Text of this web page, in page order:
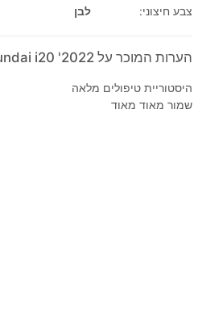
צבע חיצוני:
לבן
הערות המוכר על 2022' Hyundai i20 יונדאי
היסטוריית טיפולים מלאה
שמור מאוד מאוד